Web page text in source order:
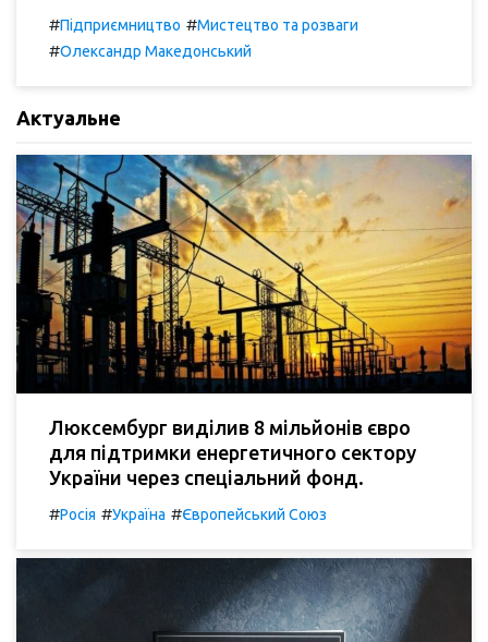
#Підприємництво #Мистецтво та розваги
#Олександр Македонський
Актуальне
Люксембург виділив 8 мільйонів євро
для підтримки енергетичного сектору
України через спеціальний фонд.
#Росія #Україна #Європейський Союз